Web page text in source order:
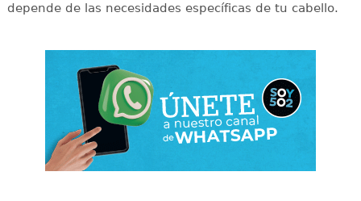
depende de las necesidades específicas de tu cabello.